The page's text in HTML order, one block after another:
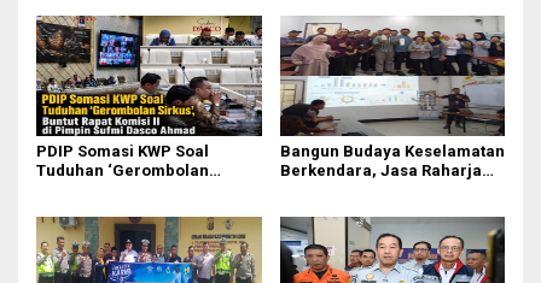
Anak
Sufmi Dasco Ahmad
PDIP Somasi KWP Soal
Tuduhan ‘Gerombolan
Ahmad
Bangun Budaya Keselamatan
Berkendara, Jasa Raharja